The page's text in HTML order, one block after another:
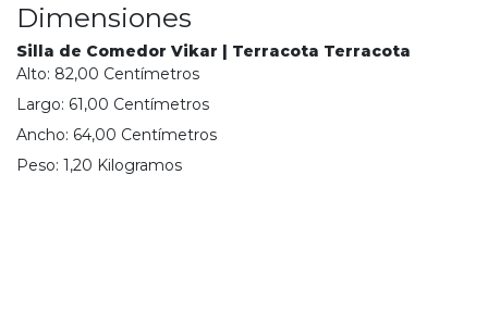
Dimensiones
Silla de Comedor Vikar | Terracota Terracota
Alto: 82,00 Centímetros
Largo: 61,00 Centímetros
Ancho: 64,00 Centímetros
Peso: 1,20 Kilogramos